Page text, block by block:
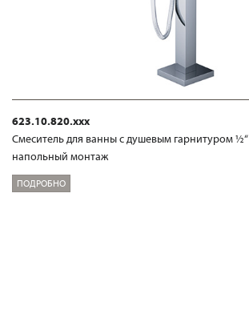
623.10.820.xxx
Смеситель для ванны с душевым гарнитуром ½“
напольный монтаж
ПОДРОБНО